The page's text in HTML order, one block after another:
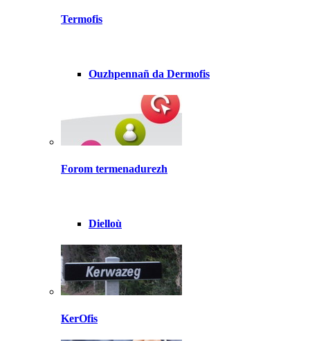
Termofis
Ouzhpennañ da Dermofis
Forom termenadurezh
Dielloù
KerOfis